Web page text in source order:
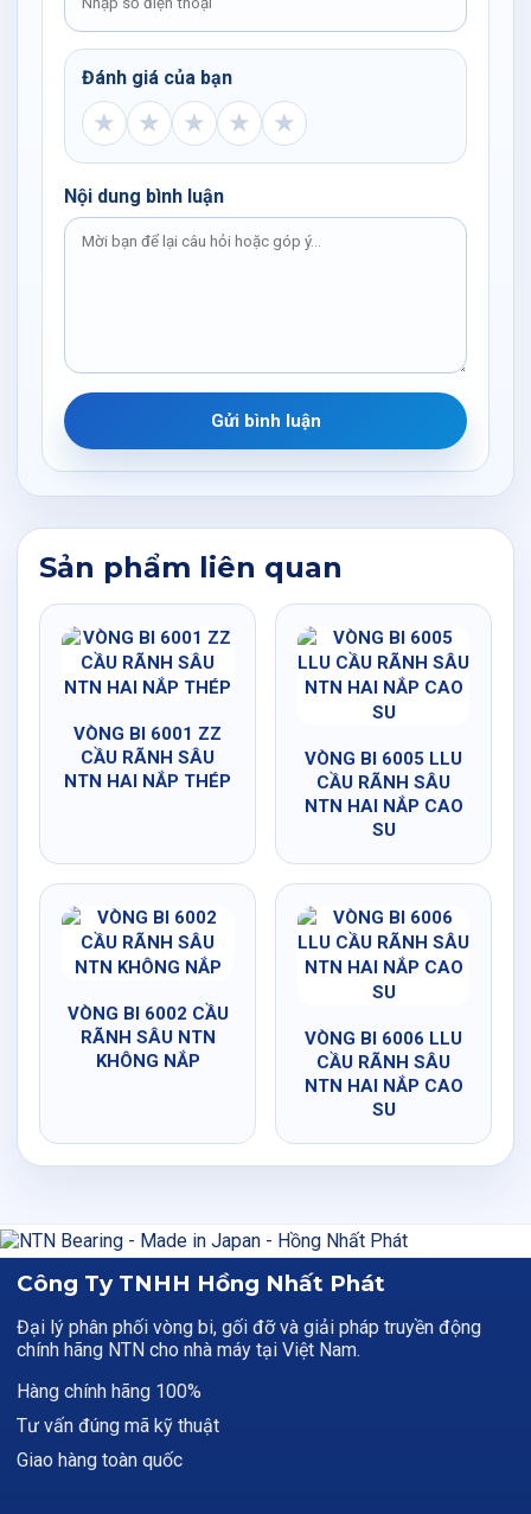
Đánh giá của bạn
★ ★ ★ ★ ★
Nội dung bình luận
Gửi bình luận
Sản phẩm liên quan
VÒNG BI 6001 ZZ
CẦU RÃNH SÂU
NTN HAI NẮP THÉP
VÒNG BI 6005 LLU
CẦU RÃNH SÂU
NTN HAI NẮP CAO
SU
VÒNG BI 6002 CẦU
RÃNH SÂU NTN
KHÔNG NẮP
VÒNG BI 6006 LLU
CẦU RÃNH SÂU
NTN HAI NẮP CAO
SU
Công Ty TNHH Hồng Nhất Phát
Đại lý phân phối vòng bi, gối đỡ và giải pháp truyền động
chính hãng NTN cho nhà máy tại Việt Nam.
Hàng chính hãng 100%
Tư vấn đúng mã kỹ thuật
Giao hàng toàn quốc